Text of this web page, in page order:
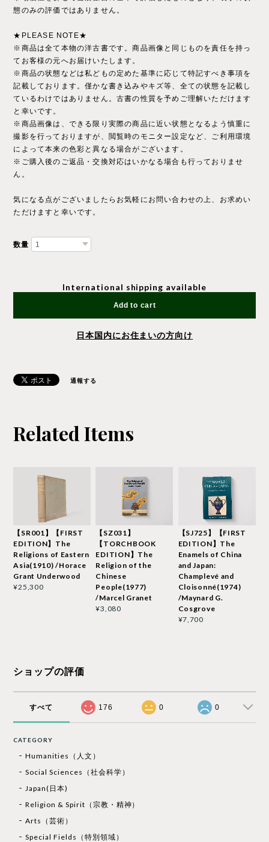
態のみの評価ではありません。
★PLEASE NOTE★
※商品は全て本物の洋古書です。商品画像と同じものを責任を持っ
てお客様の元へお届けいたします。
※商品の状態などは私どもの定めた基準に応じて特記すべき事項を
記載しております。僅かな書き込みやキズ等、全ての状態を記載し
ているわけではありません。古書の性質を予めご理解いただけます
と幸いです。
※商品画像は、できる限り実際の商品に近い状態となるよう慎重に
撮影を行っておりますが、閲覧時のモニター設定など、ご利用環境
によって本来の色彩と異なる場合がございます。
※ご購入後のご返品・交換対応はいかなる場合も行っておりませ
ん。
気になる点がございましたらお気軽にお問い合わせの上、お求めい
ただけますと幸いです。
数量
International shipping available
Add to cart
日本国内にお住まいの方向け
通報する
Related Items
【SR001】【FIRST
EDITION】The
Religions of Eastern
Asia(1910) /Horace
Grant Underwood
¥25,300
【SZ031】
【TORCHBOOK
EDITION】The
Religion of the
Chinese
People(1977)
/Marcel Granet
¥3,080
【SJ725】【FIRST
EDITION】The
Enamels of China
and Japan:
Champlevé and
Cloisonné(1974)
/Maynard G.
Cosgrove
¥7,700
ショップの評価
すべて 176 0 0
CATEGORY
Humanities（人文）
Social Sciences（社会科学）
Japan(日本)
Religion & Spirit（宗教・精神）
Arts（芸術）
Special Fields（特別領域）